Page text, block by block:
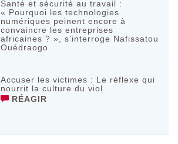
Santé et sécurité au travail :
« Pourquoi les technologies
numériques peinent encore à
convaincre les entreprises
africaines ? », s’interroge Nafissatou
Ouédraogo
Accuser les victimes : Le réflexe qui
nourrit la culture du viol
RÉAGIR